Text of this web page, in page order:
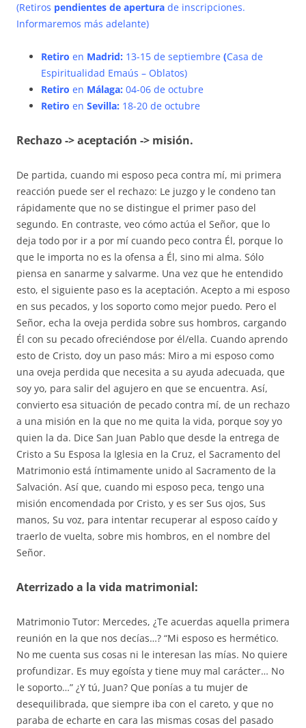
(Retiros pendientes de apertura de inscripciones.
Informaremos más adelante)
Retiro en Madrid: 13-15 de septiembre (Casa de
Espiritualidad Emaús – Oblatos)
Retiro en Málaga: 04-06 de octubre
Retiro en Sevilla: 18-20 de octubre
Rechazo -> aceptación -> misión.
De partida, cuando mi esposo peca contra mí, mi primera
reacción puede ser el rechazo: Le juzgo y le condeno tan
rápidamente que no se distingue el primer paso del
segundo. En contraste, veo cómo actúa el Señor, que lo
deja todo por ir a por mí cuando peco contra Él, porque lo
que le importa no es la ofensa a Él, sino mi alma. Sólo
piensa en sanarme y salvarme. Una vez que he entendido
esto, el siguiente paso es la aceptación. Acepto a mi esposo
en sus pecados, y los soporto como mejor puedo. Pero el
Señor, echa la oveja perdida sobre sus hombros, cargando
Él con su pecado ofreciéndose por él/ella. Cuando aprendo
esto de Cristo, doy un paso más: Miro a mi esposo como
una oveja perdida que necesita a su ayuda adecuada, que
soy yo, para salir del agujero en que se encuentra. Así,
convierto esa situación de pecado contra mí, de un rechazo
a una misión en la que no me quita la vida, porque soy yo
quien la da. Dice San Juan Pablo que desde la entrega de
Cristo a Su Esposa la Iglesia en la Cruz, el Sacramento del
Matrimonio está íntimamente unido al Sacramento de la
Salvación. Así que, cuando mi esposo peca, tengo una
misión encomendada por Cristo, y es ser Sus ojos, Sus
manos, Su voz, para intentar recuperar al esposo caído y
traerlo de vuelta, sobre mis hombros, en el nombre del
Señor.
Aterrizado a la vida matrimonial:
Matrimonio Tutor: Mercedes, ¿Te acuerdas aquella primera
reunión en la que nos decías…? “Mi esposo es hermético.
No me cuenta sus cosas ni le interesan las mías. No quiere
profundizar. Es muy egoísta y tiene muy mal carácter… No
le soporto…” ¿Y tú, Juan? Que ponías a tu mujer de
desequilibrada, que siempre iba con el careto, y que no
paraba de echarte en cara las mismas cosas del pasado